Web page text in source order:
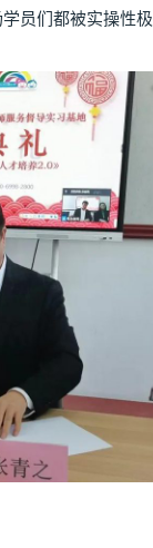
员们都被实操性极